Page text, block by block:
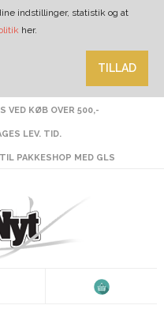
indstillinger, statistik og at
her.
TILLAD
VED KØB OVER 500,-
LEV. TID.
PAKKESHOP MED GLS